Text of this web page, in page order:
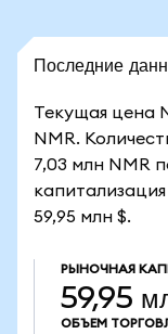
Последние
Текущая цена
NMR.
7,03 млн NMR
59,95 млн $.
РЫНОЧНАЯ
59,95
ОБЪЕМ